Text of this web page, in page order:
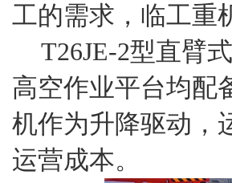
工的需求，临工重
T26JE-2型直臂
高空作业平台均配
机作为升降驱动，
运营成本。